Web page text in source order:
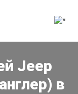
Jeep
в